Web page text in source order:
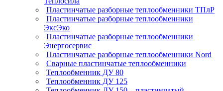
Пластинчатые разборные теплообменники ТПлР
Пластинчатые разборные теплообменники
ЭксЭко
Пластинчатые разборные теплообменники
Энергосервис
Пластинчатые разборные теплообменники Nord
Сварные пластинчатые теплообменники
Теплообменник ДУ 80
Теплообменник ДУ 125